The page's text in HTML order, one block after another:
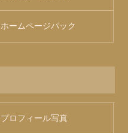
ホームページパック
プロフィール写真